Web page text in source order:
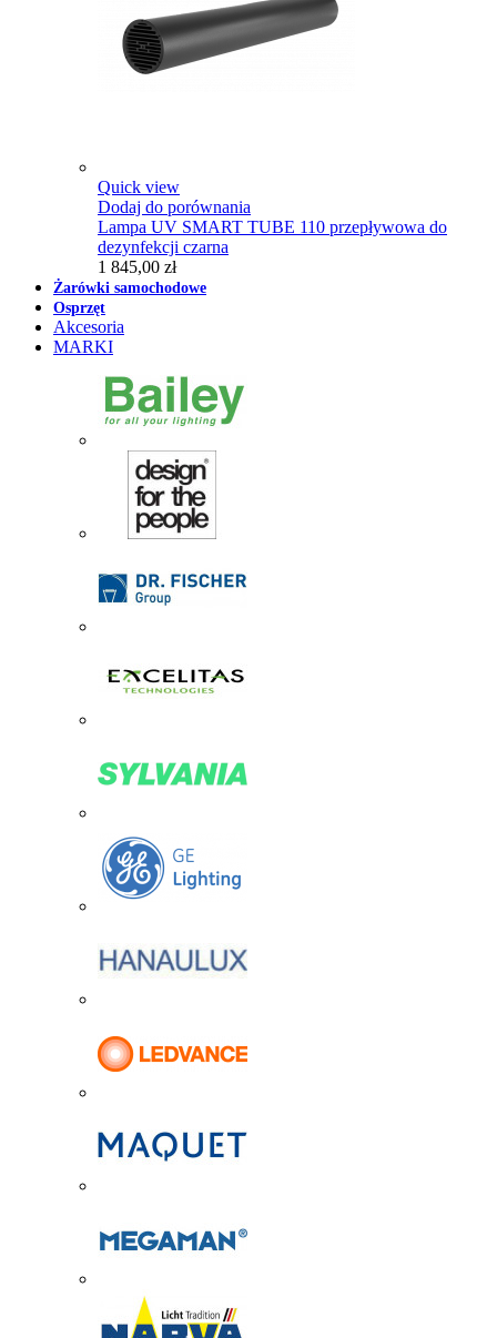
Quick view
Dodaj do porównania
Lampa UV SMART TUBE 110 przepływowa do
dezynfekcji czarna
1 845,00 zł
Żarówki samochodowe
Osprzęt
Akcesoria
MARKI